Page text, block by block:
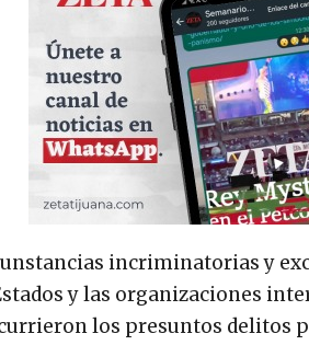
incriminatorias y
y las organizaciones
los presuntos delitos